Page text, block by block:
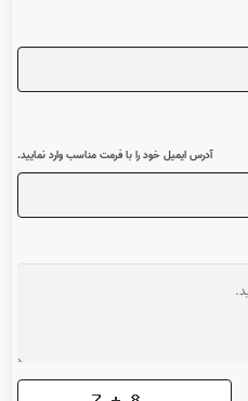
آدرس ایمیل خود را با فرمت مناسب وارد نمایید.